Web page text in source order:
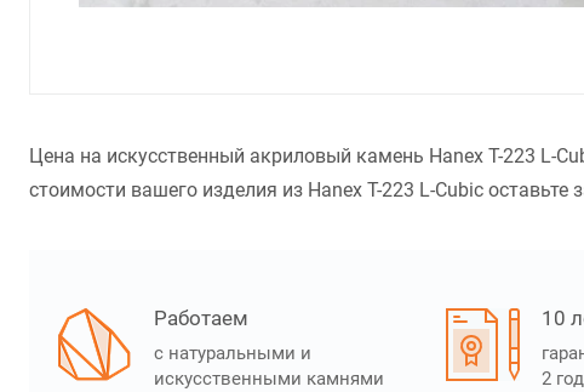
Цена на искусственный акриловый камень Hanex T-223 L-
стоимости вашего изделия из Hanex T-223 L-Cubic оставьте
Работаем
с натуральными и
искусственными камнями
10
2